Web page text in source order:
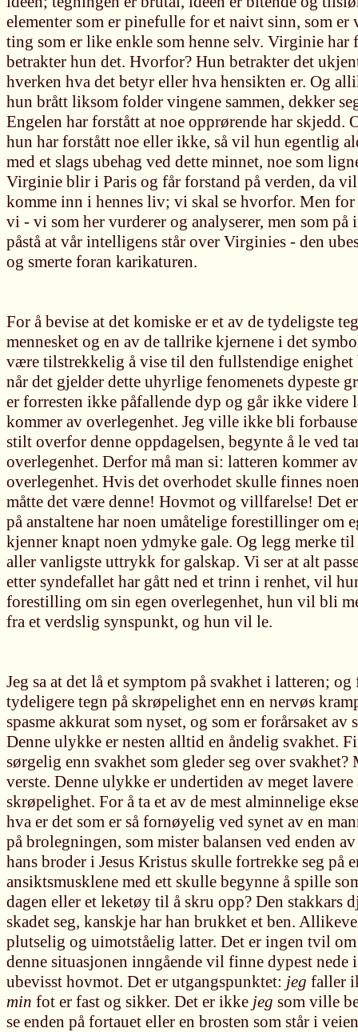
elementer som er pinefulle for et naivt sinn, som
ting som er like enkle som henne selv. Virginie har
betrakter hun det. Hvorfor? Hun betrakter det
hverken hva det betyr eller hva hensikten er. Og
hun brått liksom folder vingene sammen, dekker
Engelen har forstått at noe opprørende har skjedd.
hun har forstått noe eller ikke, så vil hun egentlig
med et slags ubehag ved dette minnet, noe som
Virginie blir i Paris og får forstand på verden, da
komme inn i hennes liv; vi skal se hvorfor. Men
vi - vi som her vurderer og analyserer, men som på
påstå at vår intelligens står over Virginies - den
og smerte foran karikaturen.
For å bevise at det komiske er et av de tydeligste
mennesket og en av de tallrike kjernene i det
være tilstrekkelig å vise til den fullstendige
når det gjelder dette uhyrlige fenomenets dypeste
er forresten ikke påfallende dyp og går ikke videre
kommer av overlegenhet. Jeg ville ikke bli
stilt overfor denne oppdagelsen, begynte å le ved
overlegenhet. Derfor må man si: latteren kommer
overlegenhet. Hvis det overhodet skulle finnes
måtte det være denne! Hovmot og villfarelse! Det
på anstaltene har noen umåtelige forestillinger om
kjenner knapt noen ydmyke gale. Og legg merke til
aller vanligste uttrykk for galskap. Vi ser at alt
etter syndefallet har gått ned et trinn i renhet, vil
forestilling om sin egen overlegenhet, hun vil bli
fra et verdslig synspunkt, og hun vil le.
Jeg sa at det lå et symptom på svakhet i latteren;
tydeligere tegn på skrøpelighet enn en nervøs
spasme akkurat som nyset, og som er forårsaket av
Denne ulykke er nesten alltid en åndelig svakhet.
sørgelig enn svakhet som gleder seg over svakhet?
verste. Denne ulykke er undertiden av meget
skrøpelighet. For å ta et av de mest alminnelige
hva er det som er så fornøyelig ved synet av en
på brolegningen, som mister balansen ved enden
hans broder i Jesus Kristus skulle fortrekke seg på
ansiktsmusklene med ett skulle begynne å spille
dagen eller et leketøy til å skru opp? Den stakkars
skadet seg, kanskje har han brukket et ben.
plutselig og uimotståelig latter. Det er ingen tvil om
denne situasjonen inngående vil finne dypest nede
ubevisst hovmot. Det er utgangspunktet: jeg faller
min fot er fast og sikker. Det er ikke jeg som ville
se enden på fortauet eller en brosten som står i